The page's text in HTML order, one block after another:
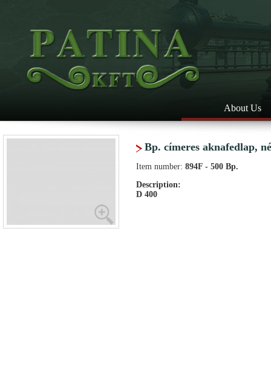
About Us
Bp. címeres aknafedlap,
Item number: 894F - 500 Bp.
Description:
D 400